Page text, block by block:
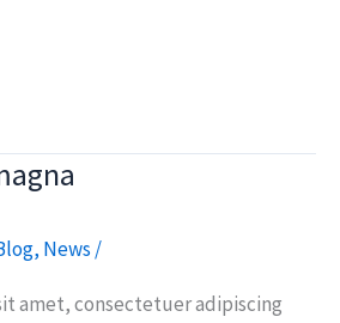
, News /
amet, consectetuer adipiscing